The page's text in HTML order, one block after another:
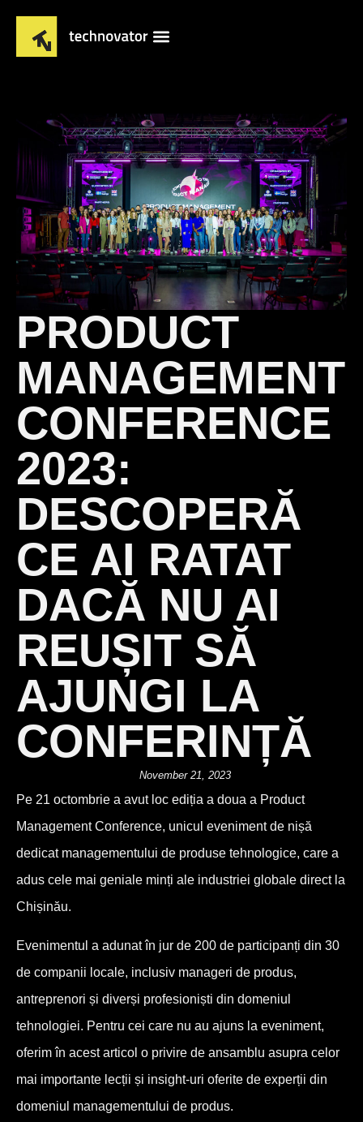
PRODUCT
MANAGEMENT
CONFERENCE
2023:
DESCOPERĂ
CE AI RATAT
DACĂ NU AI
REUȘIT SĂ
AJUNGI LA
CONFERINȚĂ
November 21, 2023
Pe 21 octombrie a avut loc ediția a doua a Product
Management Conference, unicul eveniment de nișă
dedicat managementului de produse tehnologice, care a
adus cele mai geniale minți ale industriei globale direct la
Chișinău.
Evenimentul a adunat în jur de 200 de participanți din 30
de companii locale, inclusiv manageri de produs,
antreprenori și diverși profesioniști din domeniul
tehnologiei. Pentru cei care nu au ajuns la eveniment,
oferim în acest articol o privire de ansamblu asupra celor
mai importante lecții și insight-uri oferite de experții din
domeniul managementului de produs.